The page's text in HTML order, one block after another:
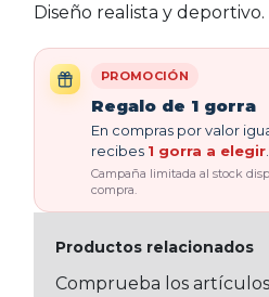
Diseño realista y deportivo.
PROMOCIÓN
Regalo de 1 gorra
En compras por valor
recibes 1 gorra a elegir
Campaña limitada al stock
compra.
Productos relacionados
Comprueba los